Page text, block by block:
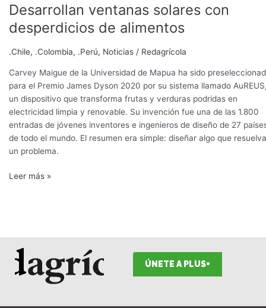
Desarrollan ventanas solares con
desperdicios de alimentos
.Chile, .Colombia, .Perú, Noticias / Redagrícola
Carvey Maigue de la Universidad de Mapua ha sido
para el Premio James Dyson 2020 por su sistema llamado
un dispositivo que transforma frutas y verduras podridas en
electricidad limpia y renovable. Su invención fue una de las 1.800
entradas de jóvenes inventores e ingenieros de diseño de 27
de todo el mundo. El resumen era simple: diseñar algo que resuelva
un problema.
Desarrollan
ventanas
solares
desperdicios
de
alimentos
Leer más »
ÚNETE A PLUS+